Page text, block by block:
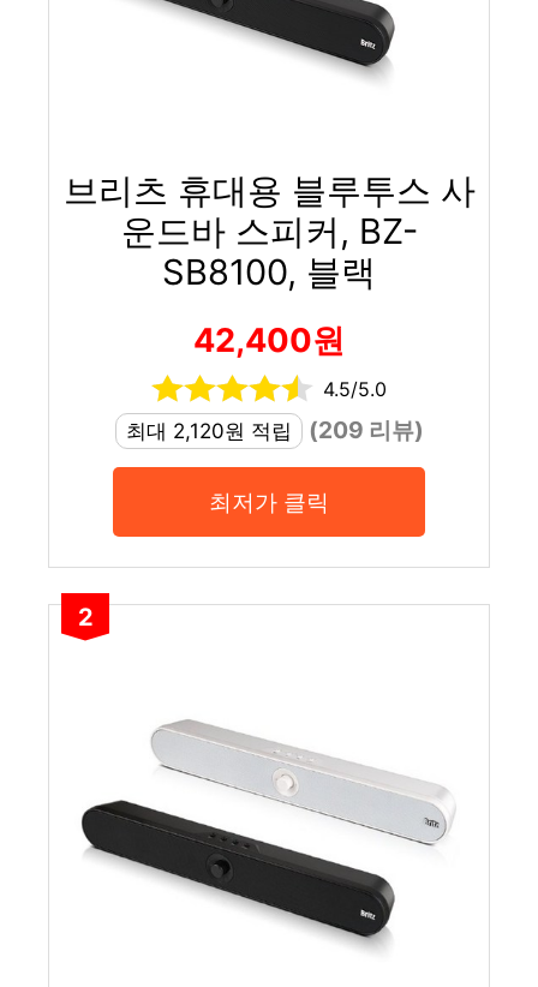
브리츠 휴대용 블루투스 사
운드바 스피커, BZ-
SB8100, 블랙
42,400원
4.5/5.0
최대 2,120원 적립
(209 리뷰)
최저가 클릭
2